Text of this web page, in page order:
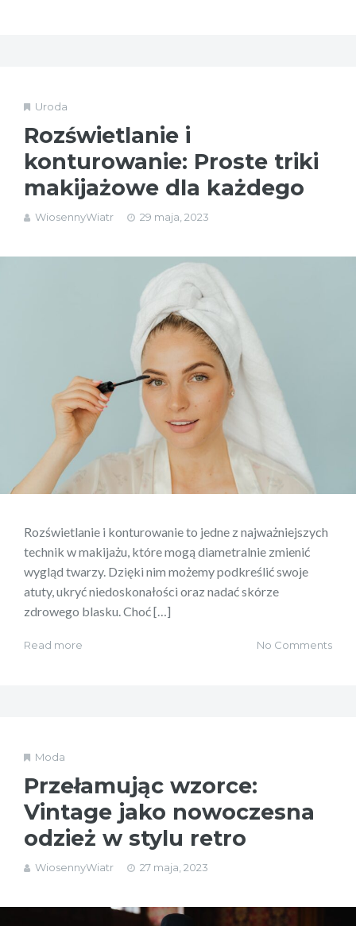
Uroda
Rozświetlanie i
konturowanie: Proste triki
makijażowe dla każdego
WiosennyWiatr 29 maja, 2023
Rozświetlanie i konturowanie to jedne z najważniejszych
technik w makijażu, które mogą diametralnie zmienić
wygląd twarzy. Dzięki nim możemy podkreślić swoje
atuty, ukryć niedoskonałości oraz nadać skórze
zdrowego blasku. Choć […]
Read more No Comments
Moda
Przełamując wzorce:
Vintage jako nowoczesna
odzież w stylu retro
WiosennyWiatr 27 maja, 2023